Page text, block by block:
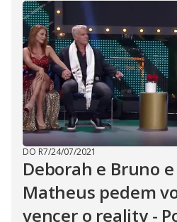
DO R7/24/07/2021
Deborah e Bruno
Matheus pedem
vencer o reality -